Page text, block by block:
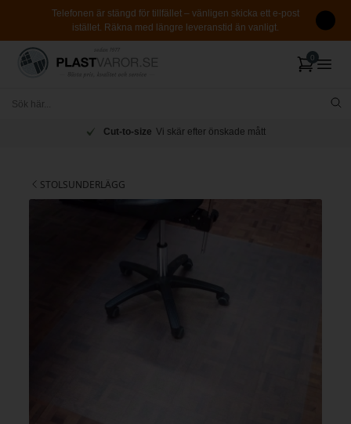
Telefonen är stängd för tillfället – vänligen skicka ett e-post
istället. Räkna med längre leveranstid än vanligt.
Cut-to-size Vi skär efter önskade mått
STOLSUNDERLÄGG